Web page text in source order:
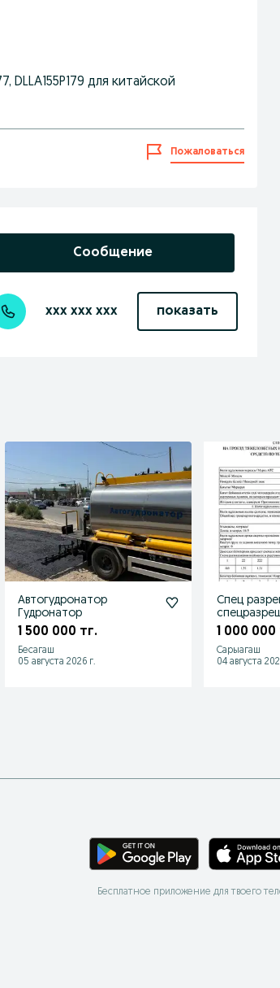
DLLA155P179 для китайской
Пожаловаться
Сообщение
xxx xxx xxx показать
Автогудронатор
Гудронатор
1 500 000 тг.
Бесагаш
05 августа 2026 г.
Спец
1 000 000
Сарыагаш
04 августа
Бесплатное приложение для твоего